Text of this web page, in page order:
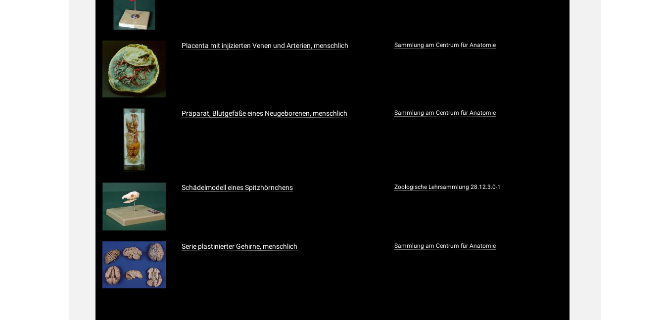
Placenta mit injizierten Venen und Arterien, menschlich Sammlung am Centrum für Anatomie
Präparat, Blutgefäße eines Neugeborenen, menschlich Sammlung am Centrum für Anatomie
Schädelmodell eines Spitzhörnchens Zoologische Lehrsammlung 28.12.3.0-1
Serie plastinierter Gehirne, menschlich Sammlung am Centrum für Anatomie